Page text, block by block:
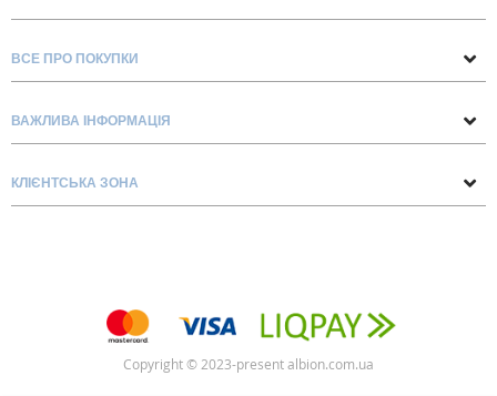
ВСЕ ПРО ПОКУПКИ
Про нас
Блог
ВАЖЛИВА ІНФОРМАЦІЯ
Доставка та оплата
КЛІЄНТСЬКА ЗОНА
Copyright © 2023-present albion.com.ua